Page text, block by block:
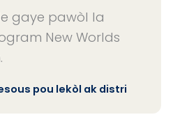
gaye pawòl la
New Worlds
pou lekòl ak distri